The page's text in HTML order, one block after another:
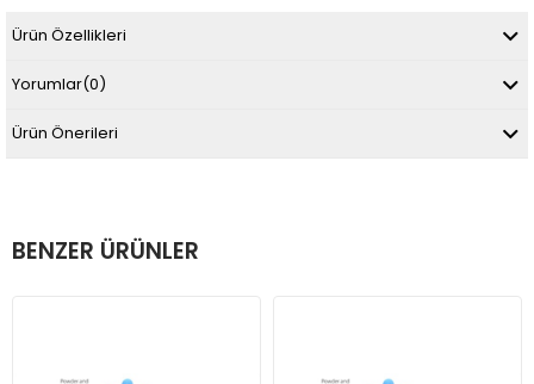
Ürün Özellikleri
Yorumlar(0)
Ürün Önerileri
BENZER ÜRÜNLER